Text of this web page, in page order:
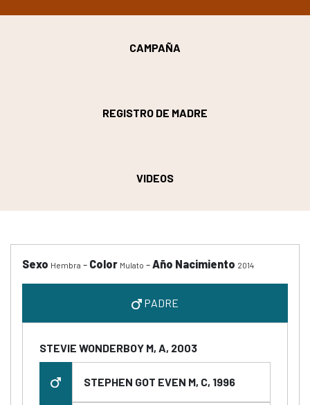
CAMPAÑA
REGISTRO DE MADRE
VIDEOS
Sexo Hembra - Color Mulato -Año Nacimiento 2014
PADRE
STEVIE WONDERBOY M, A, 2003
STEPHEN GOT EVEN M, C, 1996